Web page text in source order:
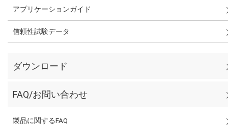
アプリケーションガイド
信頼性試験データ
ダウンロード
FAQ/お問い合わせ
製品に関するFAQ